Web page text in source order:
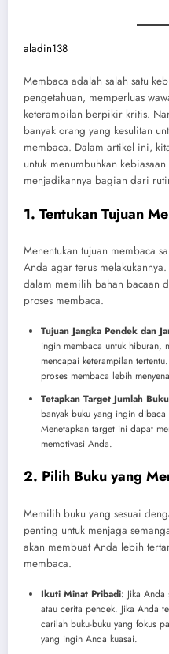
aladin138
Membaca adalah salah satu
pengetahuan, memperluas
keterampilan berpikir kritis.
banyak orang yang kesulitan
membaca. Dalam artikel ini,
untuk menumbuhkan
menjadikannya bagian dari
1. Tentukan Tujuan
Menentukan tujuan membaca
Anda agar terus
dalam memilih bahan bacaan
proses membaca.
Tujuan Jangka Pendek dan
ingin membaca untuk hiburan,
mencapai keterampilan
proses membaca lebih
Tetapkan Target Jumlah Buku
banyak buku yang ingin
Menetapkan target ini dapat
memotivasi Anda.
2. Pilih Buku yang
Memilih buku yang sesuai
penting untuk menjaga
akan membuat Anda lebih
membaca.
Ikuti Minat Pribadi: Jika
atau cerita pendek. Jika Anda
carilah buku-buku yang fokus
yang ingin Anda kuasai.